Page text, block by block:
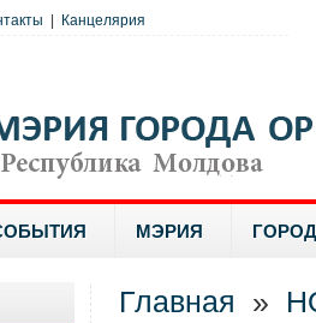
Канцелярия
МЭРИЯ
Главная »